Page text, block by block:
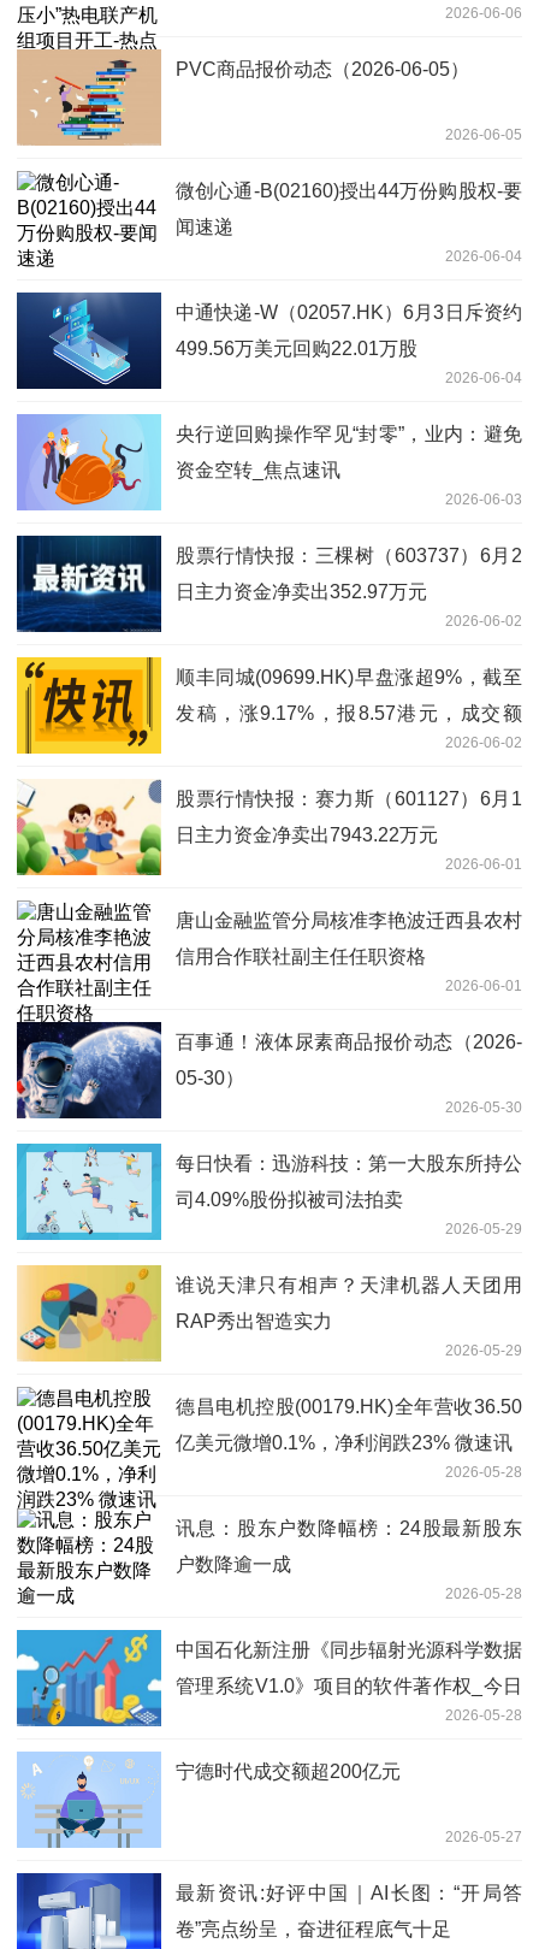
2026-06-06
PVC商品报价动态（2026-06-05）
2026-06-05
微创心通-B(02160)授出44万份购股权-要
闻速递
2026-06-04
中通快递-W（02057.HK）6月3日斥资约
499.56万美元回购22.01万股
2026-06-04
央行逆回购操作罕见“封零”，业内：避免
资金空转_焦点速讯
2026-06-03
股票行情快报：三棵树（603737）6月2
日主力资金净卖出352.97万元
2026-06-02
顺丰同城(09699.HK)早盘涨超9%，截至
发稿，涨9.17%，报8.57港元，成交额
2026-06-02
股票行情快报：赛力斯（601127）6月1
日主力资金净卖出7943.22万元
2026-06-01
唐山金融监管分局核准李艳波迁西县农村
信用合作联社副主任任职资格
2026-06-01
百事通！液体尿素商品报价动态（2026-
05-30）
2026-05-30
每日快看：迅游科技：第一大股东所持公
司4.09%股份拟被司法拍卖
2026-05-29
谁说天津只有相声？天津机器人天团用
RAP秀出智造实力
2026-05-29
德昌电机控股(00179.HK)全年营收36.50
亿美元微增0.1%，净利润跌23% 微速讯
2026-05-28
讯息：股东户数降幅榜：24股最新股东
户数降逾一成
2026-05-28
中国石化新注册《同步辐射光源科学数据
管理系统V1.0》项目的软件著作权_今日
2026-05-28
宁德时代成交额超200亿元
2026-05-27
最新资讯:好评中国｜AI长图：“开局答
卷”亮点纷呈，奋进征程底气十足